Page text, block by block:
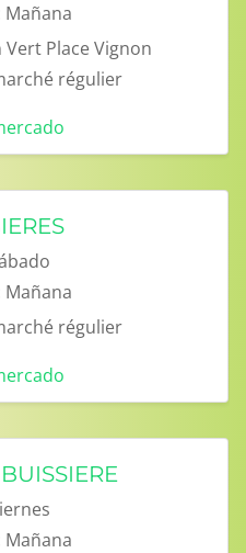
Mañana
Vert Place Vignon
régulier
Mañana
régulier
Mañana